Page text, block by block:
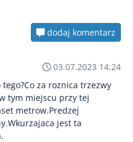
dodaj komentarz
03.07.2023 14:24
za roznica trzezwy
tym miejscu przy tej
metrow.Predzej
jest ta